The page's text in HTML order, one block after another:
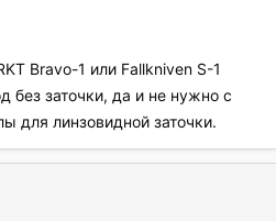
Bravo-1 или Fallkniven S-1
без заточки, да и не нужно с
для линзовидной заточки.